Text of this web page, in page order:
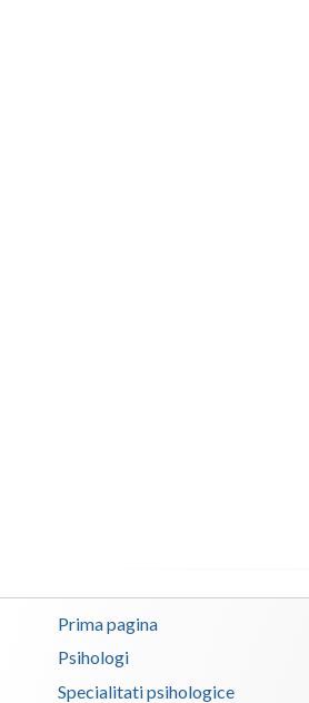
Prima pagina
Psihologi
Specialitati psihologice